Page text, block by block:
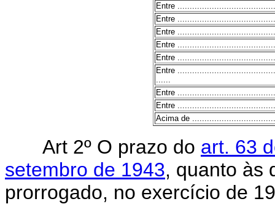
Entre
Entre
Entre
Entre
Entre
Entre
Entre
Entre
Acima de
Art 2º O prazo do art. 63
setembro de 1943, quanto às
prorrogado, no exercício de